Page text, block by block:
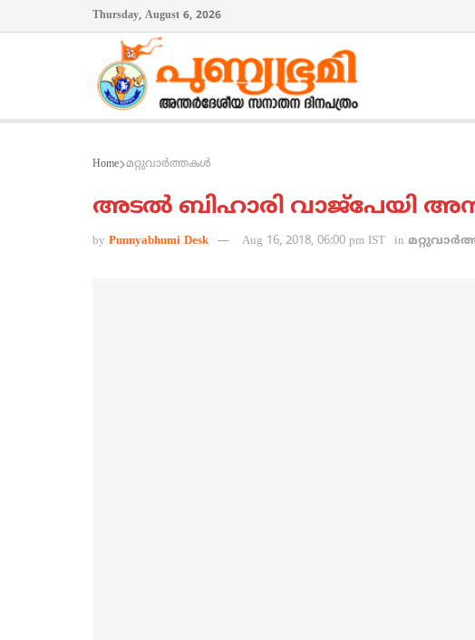
Thursday, August 6, 2026
Home മറ്റുവാര്‍ത്തകള്‍
അടല്‍ ബിഹാരി വാജ്‌പേയി
by Punnyabhumi Desk Aug 16, 2018, 06:00 pm IST in